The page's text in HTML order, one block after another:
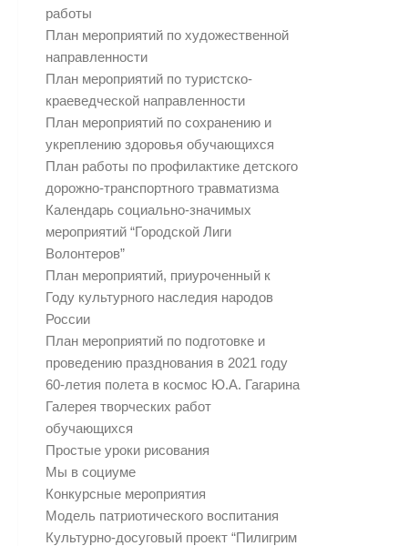
работы
План мероприятий по художественной
направленности
План мероприятий по туристско-
краеведческой направленности
План мероприятий по сохранению и
укреплению здоровья обучающихся
План работы по профилактике детского
дорожно-транспортного травматизма
Календарь социально-значимых
мероприятий “Городской Лиги
Волонтеров”
План мероприятий, приуроченный к
Году культурного наследия народов
России
План мероприятий по подготовке и
проведению празднования в 2021 году
60-летия полета в космос Ю.А. Гагарина
Галерея творческих работ
обучающихся
Простые уроки рисования
Мы в социуме
Конкурсные мероприятия
Модель патриотического воспитания
Культурно-досуговый проект “Пилигрим